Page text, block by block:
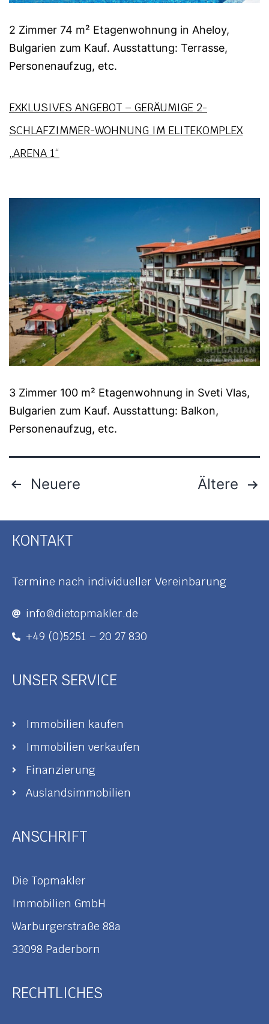
2 Zimmer 74 m² Etagenwohnung in Aheloy,
Bulgarien zum Kauf. Ausstattung: Terrasse,
Personenaufzug, etc.
EXKLUSIVES ANGEBOT – GERÄUMIGE 2-
SCHLAFZIMMER-WOHNUNG IM ELITEKOMPLEX
„ARENA 1“
3 Zimmer 100 m² Etagenwohnung in Sveti Vlas,
Bulgarien zum Kauf. Ausstattung: Balkon,
Personenaufzug, etc.
Neuere Ältere
KONTAKT
Termine nach individueller Vereinbarung
info@dietopmakler.de
+49 (0)5251 – 20 27 830
UNSER SERVICE
Immobilien kaufen
Immobilien verkaufen
Finanzierung
Auslandsimmobilien
ANSCHRIFT
Die Topmakler
Immobilien GmbH
Warburgerstraße 88a
33098 Paderborn
RECHTLICHES